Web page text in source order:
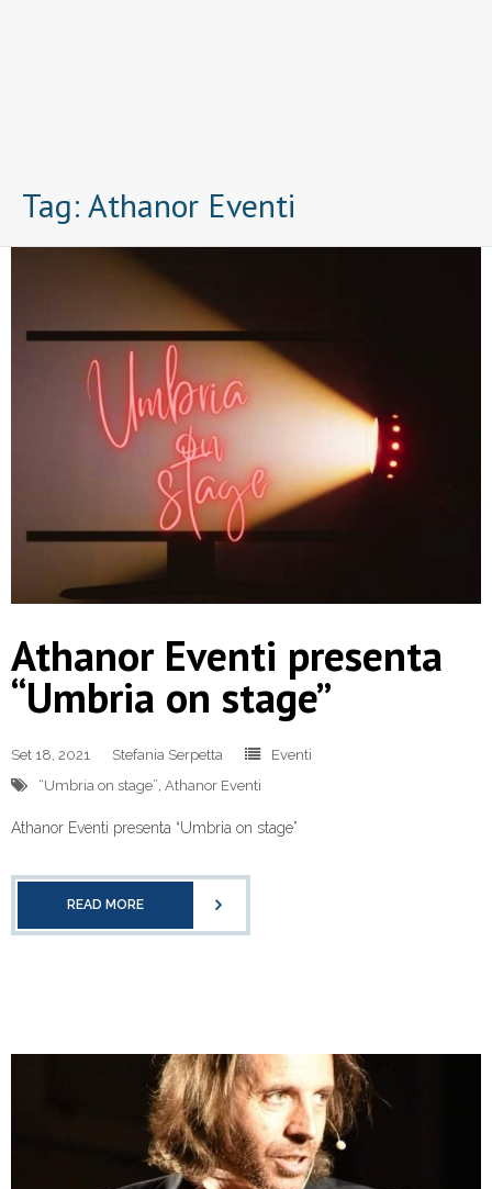
Tag: Athanor Eventi
Athanor Eventi presenta
“Umbria on stage”
Set 18, 2021 Stefania Serpetta
Eventi
“Umbria on stage”, Athanor Eventi
Athanor Eventi presenta “Umbria on stage”
READ MORE